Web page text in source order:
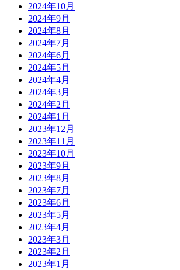
2024年10月
2024年9月
2024年8月
2024年7月
2024年6月
2024年5月
2024年4月
2024年3月
2024年2月
2024年1月
2023年12月
2023年11月
2023年10月
2023年9月
2023年8月
2023年7月
2023年6月
2023年5月
2023年4月
2023年3月
2023年2月
2023年1月